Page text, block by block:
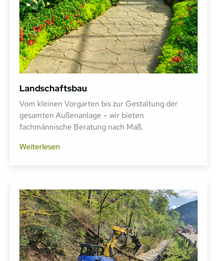
Landschaftsbau
Vom kleinen Vorgarten bis zur Gestaltung der
gesamten Außenanlage – wir bieten
fachmännische Beratung nach Maß.
Weiterlesen